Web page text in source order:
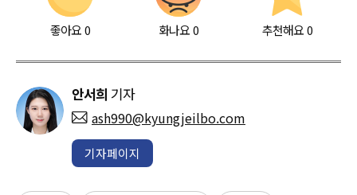
좋아요0 화나요0 추천해요 0
안서희 기자
ash990@kyungjeilbo.com
기자페이지